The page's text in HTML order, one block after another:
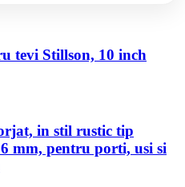
tevi Stillson, 10 inch
in stil rustic tip
mm, pentru porti, usi si